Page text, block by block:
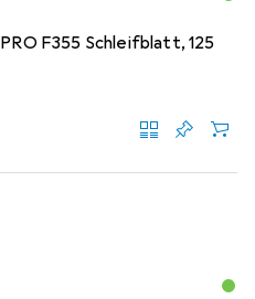
PRO F355 Schleifblatt, 125